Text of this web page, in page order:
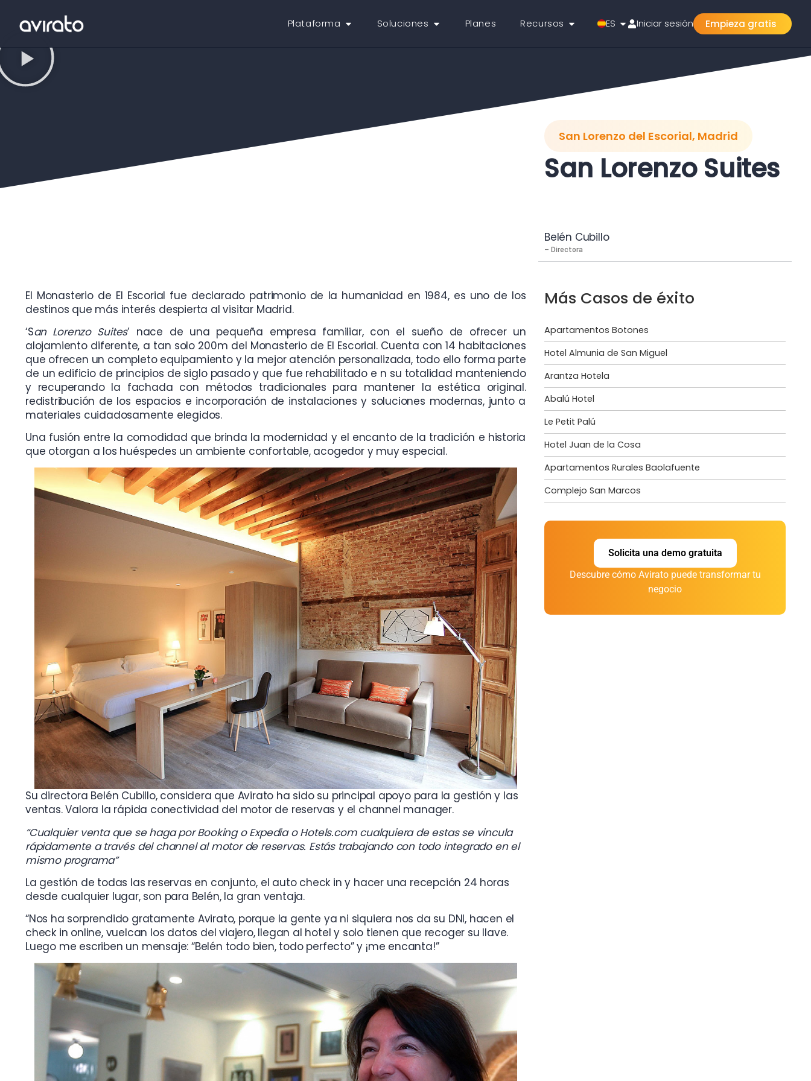
Plataforma Soluciones Planes Recursos ES Iniciar sesión Empieza gratis
San Lorenzo del Escorial, Madrid
San Lorenzo Suites
Belén Cubillo
– Directora
El Monasterio de El Escorial fue declarado patrimonio de la humanidad en 1984, es uno de los
destinos que más interés despierta al visitar Madrid.
‘San Lorenzo Suites’ nace de una pequeña empresa familiar, con el sueño de ofrecer un
alojamiento diferente, a tan solo 200m del Monasterio de El Escorial. Cuenta con 14 habitaciones
que ofrecen un completo equipamiento y la mejor atención personalizada, todo ello forma parte
de un edificio de principios de siglo pasado y que fue rehabilitado e n su totalidad manteniendo
y recuperando la fachada con métodos tradicionales para mantener la estética original.
redistribución de los espacios e incorporación de instalaciones y soluciones modernas, junto a
materiales cuidadosamente elegidos.
Una fusión entre la comodidad que brinda la modernidad y el encanto de la tradición e historia
que otorgan a los huéspedes un ambiente confortable, acogedor y muy especial.
Su directora Belén Cubillo, considera que Avirato ha sido su principal apoyo para la gestión y las
ventas. Valora la rápida conectividad del motor de reservas y el channel manager.
“Cualquier venta que se haga por Booking o Expedia o Hotels.com cualquiera de estas se vincula
rápidamente a través del channel al motor de reservas. Estás trabajando con todo integrado en el
mismo programa”
La gestión de todas las reservas en conjunto, el auto check in y hacer una recepción 24 horas
desde cualquier lugar, son para Belén, la gran ventaja.
“Nos ha sorprendido gratamente Avirato, porque la gente ya ni siquiera nos da su DNI, hacen el
check in online, vuelcan los datos del viajero, llegan al hotel y solo tienen que recoger su llave.
Luego me escriben un mensaje: “Belén todo bien, todo perfecto” y ¡me encanta!”
Más Casos de éxito
Apartamentos Botones
Hotel Almunia de San Miguel
Arantza Hotela
Abalú Hotel
Le Petit Palú
Hotel Juan de la Cosa
Apartamentos Rurales Baolafuente
Complejo San Marcos
Solicita una demo gratuita
Descubre cómo Avirato puede transformar tu
negocio